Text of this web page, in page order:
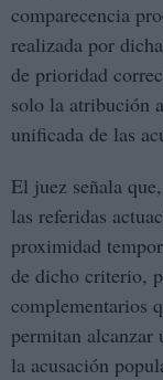
comparecencia
realizada por
de prioridad
solo la atribución
unificada de las
El juez señala
las referidas
proximidad
de dicho criterio,
complementarios
permitan alcanzar
la acusación